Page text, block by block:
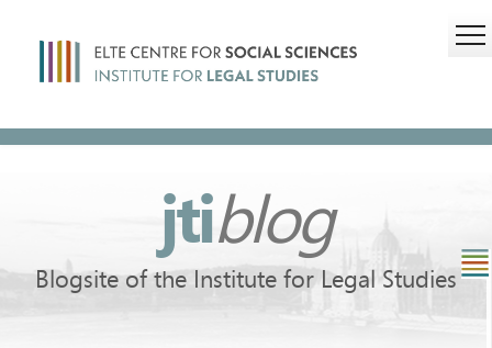
jtiblog
Blogsite of the Institute for Legal Studies